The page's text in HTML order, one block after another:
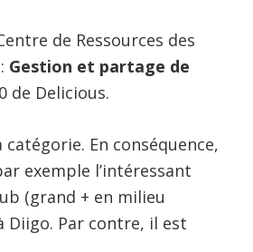
de Ressources des
Gestion et partage de
de Delicious.
En conséquence,
exemple l’intéressant
(grand + en milieu
Par contre, il est